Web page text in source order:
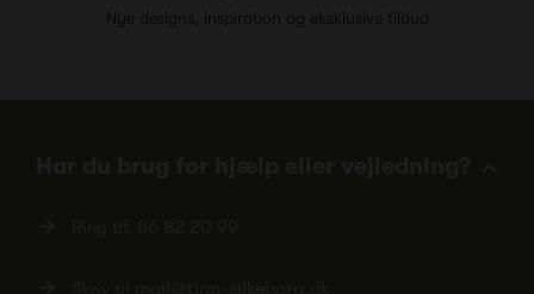
Nye designs, inspiration og eksklusive tilbud